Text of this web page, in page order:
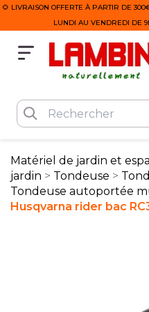
🌻 LIVRAISON OFFERTE À PARTIR DE
LUNDI AU VENDREDI DE
Matériel de jardin et
jardin
Tondeuse
Tondeuse autoportée
Husqvarna rider bac